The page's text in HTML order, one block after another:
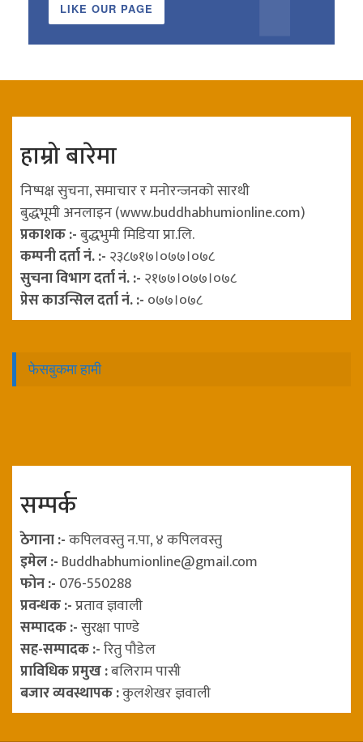
LIKE OUR PAGE
हाम्रो बारेमा
निष्पक्ष सुचना, समाचार र मनोरन्जनको सारथी
बुद्धभूमी अनलाइन (www.buddhabhumionline.com)
प्रकाशक :-बुद्धभुमी मिडिया प्रा.लि.
कम्पनी दर्ता नं. :- २३८७१७।०७७।०७८
सुचना विभाग दर्ता नं. :- २१७७।०७७।०७८
प्रेस काउन्सिल दर्ता नं. :- ०७७।०७८
फेसबुकमा हामी
सम्पर्क
ठेगाना :-कपिलवस्तु न.पा, ४ कपिलवस्तु
इमेल :- Buddhabhumionline@gmail.com
फोन :- 076-550288
प्रवन्धक :-प्रताव ज्ञवाली
सम्पादक :-सुरक्षा पाण्डे
सह-सम्पादक :-रितु पौडेल
प्राविधिक प्रमुख :बलिराम पासी
बजार व्यवस्थापक :कुलशेखर ज्ञवाली